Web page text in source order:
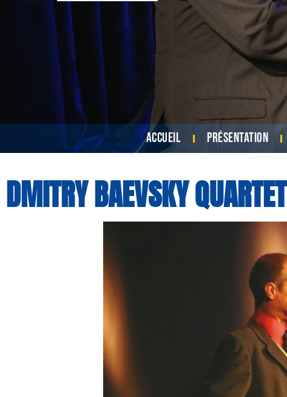
Accueil Présentation
DMITRY BAEVSKY QUARTET